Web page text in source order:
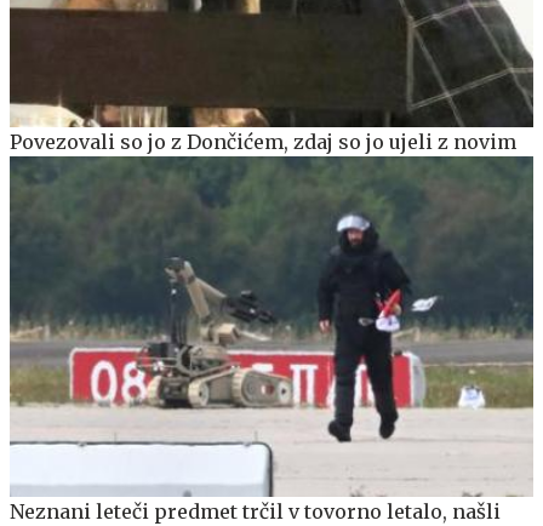
Povezovali so jo z Dončićem, zdaj so jo ujeli z novim
Neznani leteči predmet trčil v tovorno letalo, našli